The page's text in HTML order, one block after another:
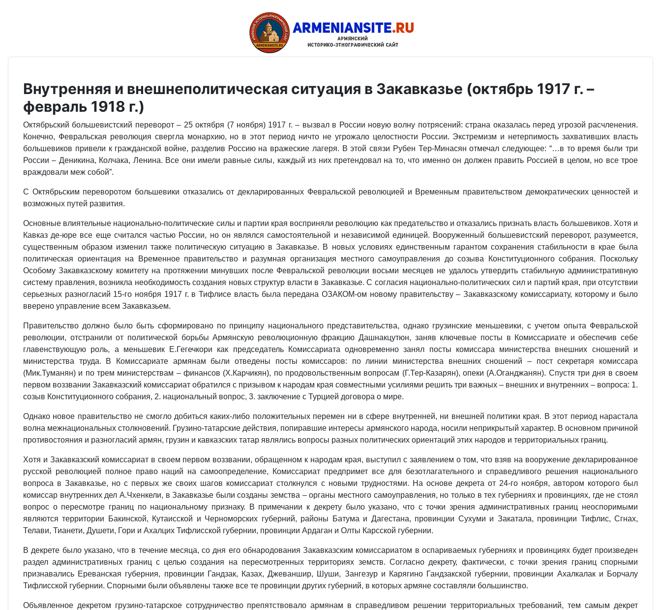
Внутренняя и внешнеполитическая ситуация в Закавказье (октябрь 1917 г. –
февраль 1918 г.)
Октябрьский большевистский переворот – 25 октября (7 ноября) 1917 г. – вызвал в России новую волну потрясений: страна оказалась перед угрозой расчленения.
Конечно, Февральская революция свергла монархию, но в этот период ничто не угрожало целостности России. Экстремизм и нетерпимость захвативших власть
большевиков привели к гражданской войне, разделив Россию на вражеские лагеря. В этой связи Рубен Тер-Минасян отмечал следующее: “…в то время были три
России – Деникина, Колчака, Ленина. Все они имели равные силы, каждый из них претендовал на то, что именно он должен править Россией в целом, но все трое
враждовали меж собой”.
С Октябрьским переворотом большевики отказались от декларированных Февральской революцией и Временным правительством демократических ценностей и
возможных путей развития.
Основные влиятельные национально-политические силы и партии края восприняли революцию как предательство и отказались признать власть большевиков. Хотя и
Кавказ де-юре все еще считался частью России, но он являлся самостоятельной и независимой единицей. Вооруженный большевистский переворот, разумеется,
существенным образом изменил также политическую ситуацию в Закавказье. В новых условиях единственным гарантом сохранения стабильности в крае была
политическая ориентация на Временное правительство и разумная организация местного самоуправления до созыва Конституционного собрания. Поскольку
Особому Закавказскому комитету на протяжении минувших после Февральской революции восьми месяцев не удалось утвердить стабильную административную
систему правления, возникла необходимость создания новых структур власти в Закавказье. С согласия национально-политических сил и партий края, при отсутствии
серьезных разногласий 15-го ноября 1917 г. в Тифлисе власть была передана ОЗАКОМ-ом новому правительству – Закавказскому комиссариату, которому и было
вверено управление всем Закавказьем.
Правительство должно было быть сформировано по принципу национального представительства, однако грузинские меньшевики, с учетом опыта Февральской
революции, отстранили от политической борьбы Армянскую революционную фракцию Дашнакцутюн, заняв ключевые посты в Комиссариате и обеспечив себе
главенствующую роль, а меньшевик Е.Гегечкори как председатель Комиссариата одновременно занял посты комиссара министерства внешних сношений и
министерства труда. В Комиссариате армянам были отведены посты комиссаров: по линии министерства внешних сношений – пост секретаря комиссара
(Мик.Туманян) и по трем министерствам – финансов (Х.Карчикян), по продовольственным вопросам (Г.Тер-Казарян), опеки (А.Оганджанян). Спустя три дня в своем
первом воззвании Закавказский комиссариат обратился с призывом к народам края совместными усилиями решить три важных – внешних и внутренних – вопроса: 1.
созыв Конституционного собрания, 2. национальный вопрос, 3. заключение с Турцией договора о мире.
Однако новое правительство не смогло добиться каких-либо положительных перемен ни в сфере внутренней, ни внешней политики края. В этот период нарастала
волна межнациональных столкновений. Грузино-татарские действия, попиравшие интересы армянского народа, носили неприкрытый характер. В основном причиной
противостояния и разногласий армян, грузин и кавказских татар являлись вопросы разных политических ориентаций этих народов и территориальных границ.
Хотя и Закавказский комиссариат в своем первом воззвании, обращенном к народам края, выступил с заявлением о том, что взяв на вооружение декларированное
русской революцией полное право наций на самоопределение, Комиссариат предпримет все для безотлагательного и справедливого решения национального
вопроса в Закавказье, но с первых же своих шагов комиссариат столкнулся с новыми трудностями. На основе декрета от 24-го ноября, автором которого был
комиссар внутренних дел А.Чхенкели, в Закавказье были созданы земства – органы местного самоуправления, но только в тех губерниях и провинциях, где не стоял
вопрос о пересмотре границ по национальному признаку. В примечании к декрету было указано, что с точки зрения административных границ неоспоримыми
являются территории Бакинской, Кутаисской и Черноморских губерний, районы Батума и Дагестана, провинции Сухуми и Закатала, провинции Тифлис, Сгнах,
Телави, Тианети, Душети, Гори и Ахалцих Тифлисской губернии, провинции Ардаган и Олты Карсской губернии.
В декрете было указано, что в течение месяца, со дня его обнародования Закавказским комиссариатом в оспариваемых губерниях и провинциях будет произведен
раздел административных границ с целью создания на пересмотренных территориях земств. Согласно декрету, фактически, с точки зрения границ спорными
признавались Ереванская губерния, провинции Гандзак, Казах, Джеваншир, Шуши, Зангезур и Карягино Гандзакской губернии, провинции Ахалкалак и Борчалу
Тифлисской губернии. Спорными были объявлены также все те провинции других губерний, в которых армяне составляли большинство.
Объявленное декретом грузино-татарское сотрудничество препятствовало армянам в справедливом решении территориальных требований, тем самым декрет